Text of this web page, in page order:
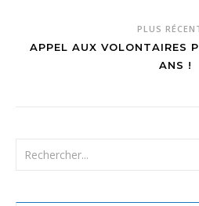
PLUS
APPEL AUX VOLONTAIRES
ANS !